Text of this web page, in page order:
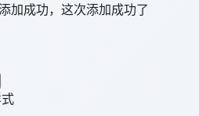
加成功，这次添加成功了